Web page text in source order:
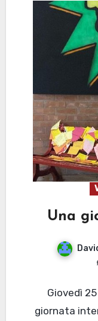
Una
Giovedì 25 Novembre 2021 è stata la
giornata